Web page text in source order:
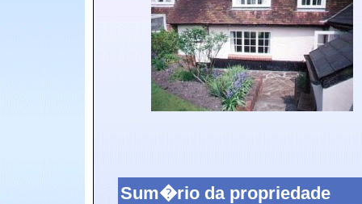
Sum�rio da propriedade